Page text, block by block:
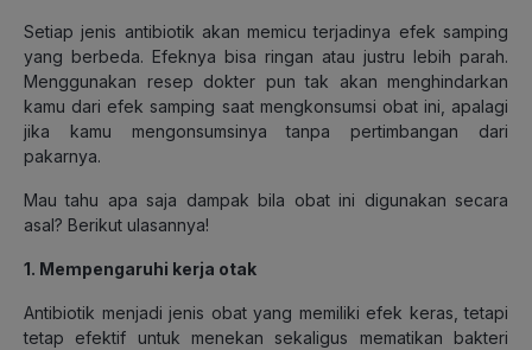
Setiap jenis antibiotik akan memicu terjadinya efek samping
yang berbeda. Efeknya bisa ringan atau justru lebih parah.
Menggunakan resep dokter pun tak akan menghindarkan
kamu dari efek samping saat mengkonsumsi obat ini, apalagi
jika kamu mengonsumsinya tanpa pertimbangan dari
pakarnya.
Mau tahu apa saja dampak bila obat ini digunakan secara
asal? Berikut ulasannya!
1. Mempengaruhi kerja otak
Antibiotik menjadi jenis obat yang memiliki efek keras, tetapi
tetap efektif untuk menekan sekaligus mematikan bakteri